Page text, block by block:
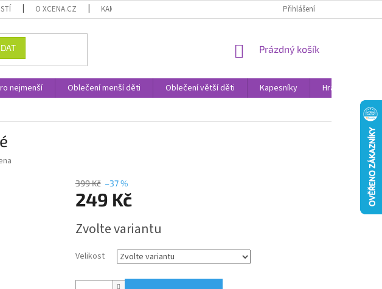
O XCENA.CZ KAMENNÉ PRODEJNY PROHLÁŠENÍ O OCHRANĚ OSOBNÍCH DAT
Přihlášení
NÁKUPNÍ
Prázdný košík
nejmenší Oblečení menší děti Oblečení větší děti Kapesníky Hračky
399 Kč –37 %
249 Kč
cena:
Zvolte variantu
Velikost